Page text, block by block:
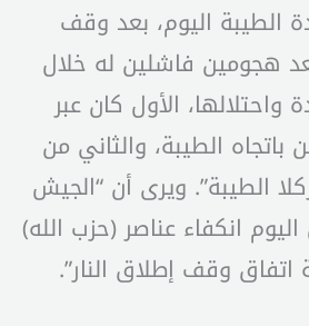
الطيبة اليوم، بعد وقف
هجومين فاشلين له خلال
واحتلالها، الأول كان عبر
باتجاه الطيبة، والثاني من
الطيبة”. ويرى أن “الجيش
انكفاء عناصر (حزب الله)
اتفاق وقف إطلاق النار”.